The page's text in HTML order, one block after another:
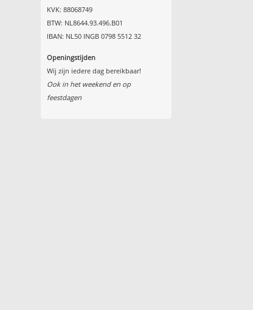
KVK: 88068749
BTW: NL8644.93.496.B01
IBAN: NL50 INGB 0798 5512 32
Openingstijden
Wij zijn iedere dag bereikbaar!
Ook in het weekend en op
feestdagen